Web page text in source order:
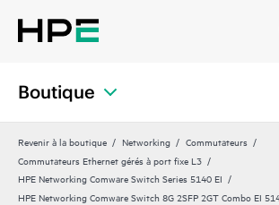
Boutique
Revenir à la boutique Networking
Commutateurs
Commutateurs Ethernet gérés à port fixe L3
HPE Networking Comware Switch Series 5140 EI
HPE Networking Comware Switch 8G 2SFP 2GT Combo EI